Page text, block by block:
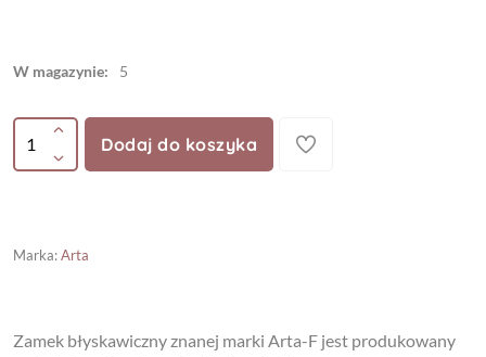
W magazynie: 5
Dodaj do koszyka
Marka:Arta
Zamek błyskawiczny znanej marki Arta-F jest produkowany